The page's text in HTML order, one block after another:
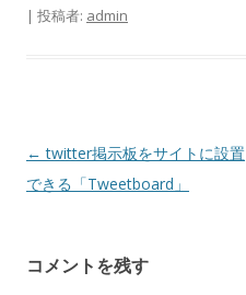
| 投稿者: admin
投
稿
ゲ
← twitter掲示板をサイトに設置
できる「Tweetboard」
コメントを残す